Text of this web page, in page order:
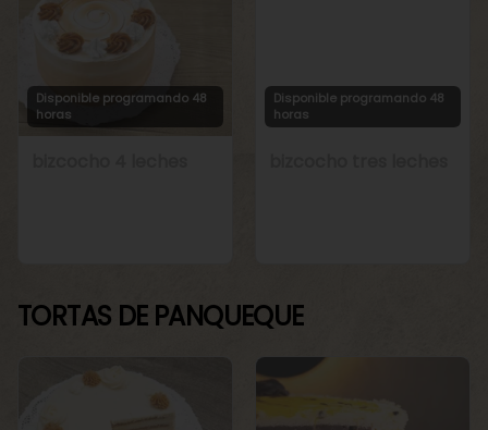
Disponible programando 48
horas
Disponible programando 48
horas
TORTAS DE PANQUEQUE